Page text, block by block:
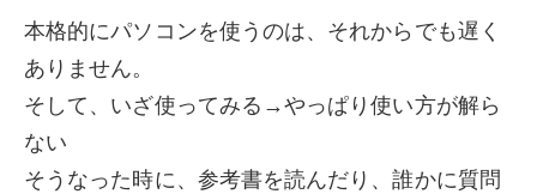
本格的にパソコンを使うのは、それからでも遅く
ありません。
そして、いざ使ってみる→やっぱり使い方が解ら
ない
そうなった時に、参考書を読んだり、誰かに質問